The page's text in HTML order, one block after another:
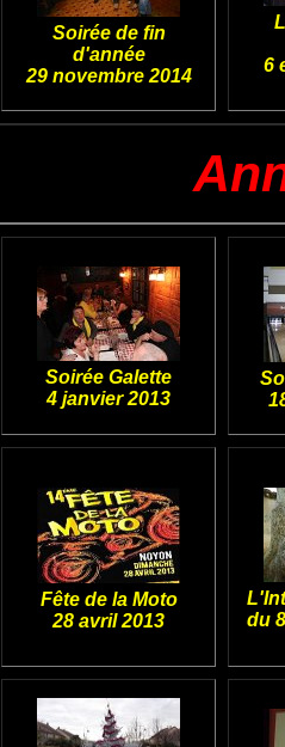
Soirée de fin
d'année
29 novembre 2014
6
Soirée Galette
4 janvier 2013
Fête de la Moto
28 avril 2013
du